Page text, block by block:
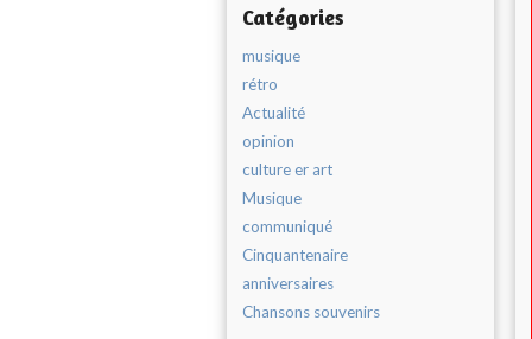
Catégories
musique
rétro
Actualité
opinion
culture er art
Musique
communiqué
Cinquantenaire
anniversaires
Chansons souvenirs